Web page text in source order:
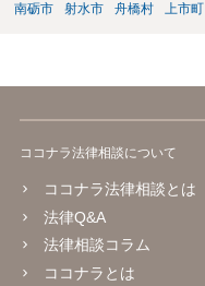
南砺市
射水市 舟橋村 上市町
ココナラ法律相談について
ココナラ法律相談とは
法律Q&A
法律相談コラム
ココナラとは